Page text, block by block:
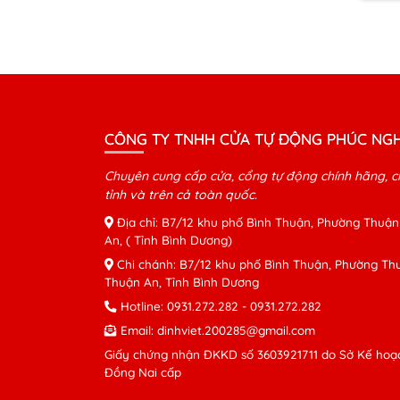
CÔNG TY TNHH CỬA TỰ ĐỘNG PHÚC
Chuyên cung cấp cửa, cổng tự động chính hãng,
tỉnh và trên cả toàn quốc.
Địa chỉ: B7/12 khu phố Bình Thuận, Phường Thuận
An, ( Tỉnh Bình Dương)
Chi chánh: B7/12 khu phố Bình Thuận, Phường
Thuận An, Tỉnh Bình Dương
Hotline: 0931.272.282 - 0931.272.282
Email: dinhviet.200285@gmail.com
Giấy chứng nhận ĐKKD số 3603921711 do Sở Kế
Đồng Nai cấp